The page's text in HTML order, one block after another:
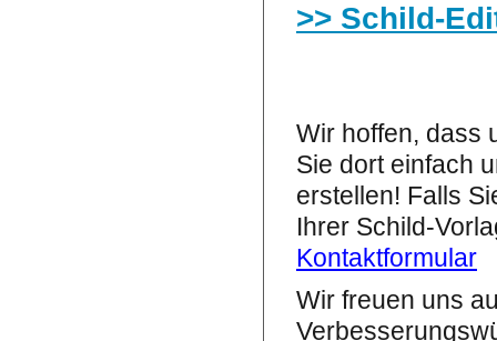
>> Schild-
Wir hoffen, dass
Sie dort einfach
erstellen! Falls
Ihrer Schild-
Kontaktformular
Wir freuen uns